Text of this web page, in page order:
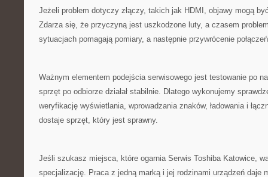
Jeżeli problem dotyczy złączy, takich jak HDMI, objawy mogą
Zdarza się, że przyczyną jest uszkodzone luty, a czasem
sytuacjach pomagają pomiary, a następnie przywrócenie
Ważnym elementem podejścia serwisowego jest testowanie po
sprzęt po odbiorze działał stabilnie. Dlatego wykonujemy
weryfikację wyświetlania, wprowadzania znaków, ładowania i
dostaje sprzęt, który jest sprawny.
Jeśli szukasz miejsca, które ogarnia Serwis Toshiba Katowice,
specjalizację. Praca z jedną marką i jej rodzinami urządzeń daje